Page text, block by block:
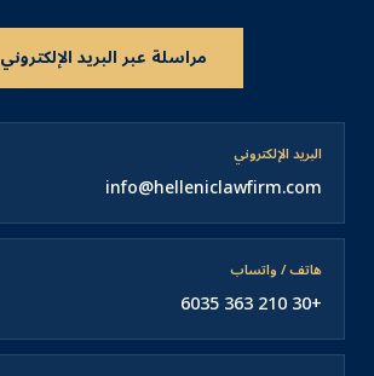
مراسلة عبر البريد الإلكتروني
البريد الإلكتروني
info@helleniclawfirm.com
هاتف / واتساب
+30 210 363 6035